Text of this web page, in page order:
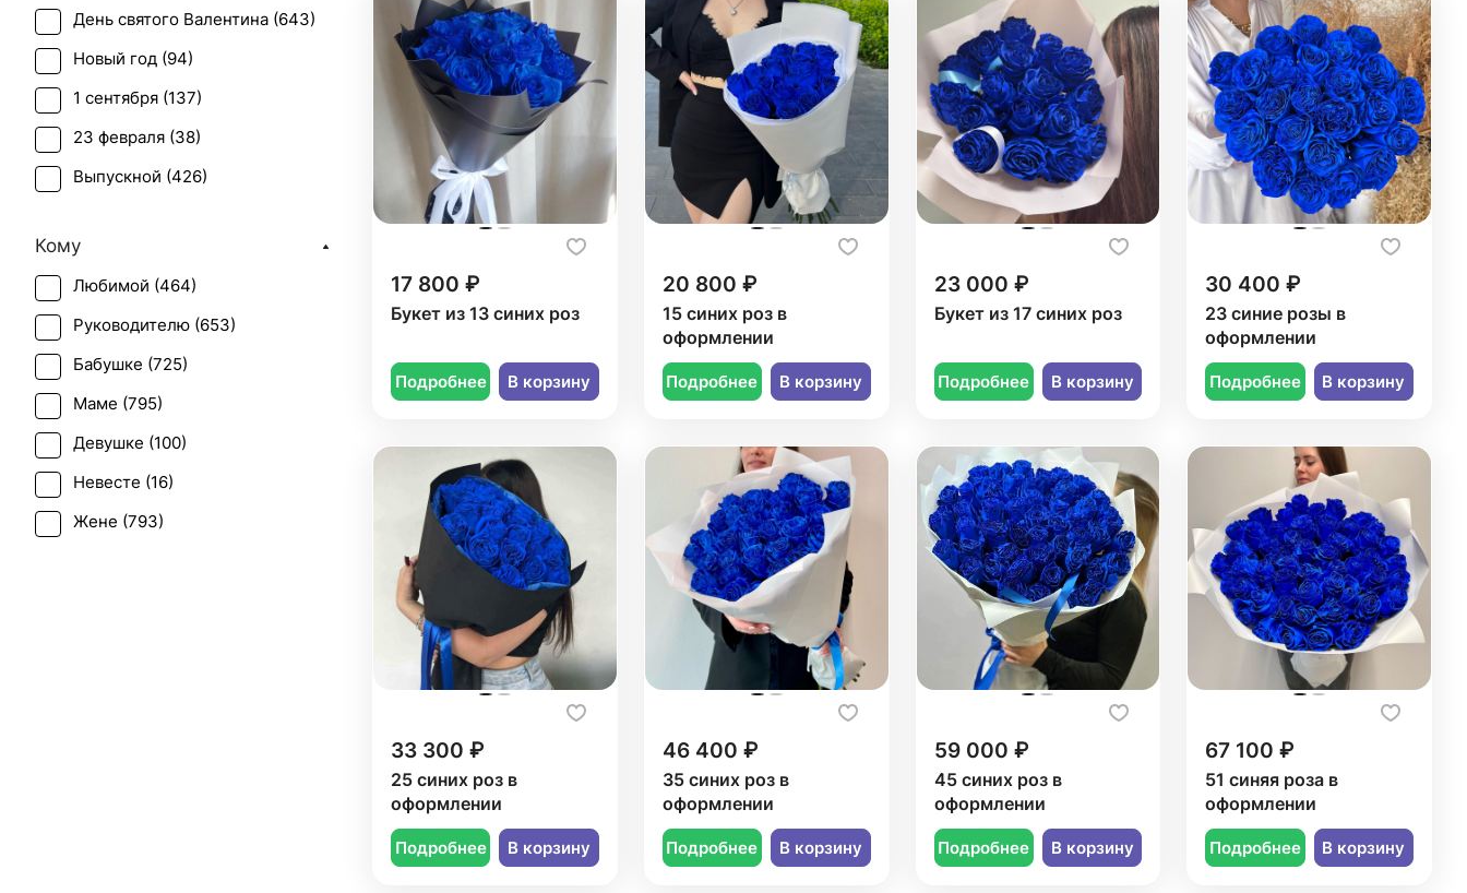
17 800 ₽
Букет из 13 синих роз
Подробнее В корзину
20 800 ₽
15 синих роз в
оформлении
Подробнее В корзину
23 000 ₽
Букет из 17 синих роз
Подробнее В корзину
30 400 ₽
23 синие розы в
оформлении
Подробнее В корзину
33 300 ₽
25 синих роз в
оформлении
Подробнее В корзину
46 400 ₽
35 синих роз в
оформлении
Подробнее В корзину
59 000 ₽
45 синих роз в
оформлении
Подробнее В корзину
67 100 ₽
51 синяя роза в
оформлении
Подробнее В корзину
Ранункулюс ( 14)
Роза (471)
Роза кустовая ( 85
Роза синяя ( 12)
Роза черная (11)
День святого Валентина (643)
Новый год (94)
1 сентября (137)
23 февраля (38)
Выпускной (426)
День учителя (
Пасха (36 )
Первое свидание (700
Последний звонок (
Рождение ребенка (
Рождество (91
Свадьба (27)
Татьянин день (
Кому
Любимой (464)
Руководителю (653)
Бабушке (725)
Маме (795)
Девушке (100)
Невесте (16)
Жене (793)